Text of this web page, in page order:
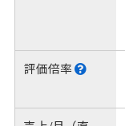
評価倍率